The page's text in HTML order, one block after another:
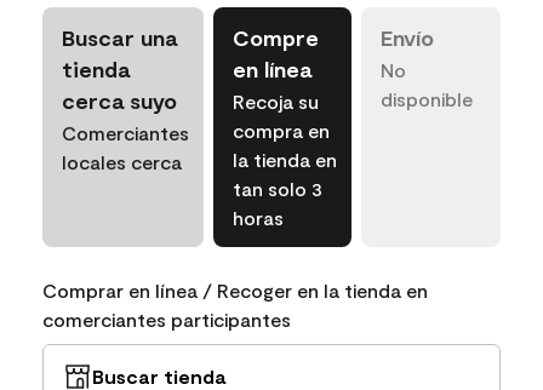
Buscar una
tienda
cerca suyo
Comerciantes
locales cerca
Compre
en línea
Recoja su
compra en
la tienda en
tan solo 3
horas
Envío
No
disponible
Comprar en línea / Recoger en la tienda en
comerciantes participantes
Buscar tienda